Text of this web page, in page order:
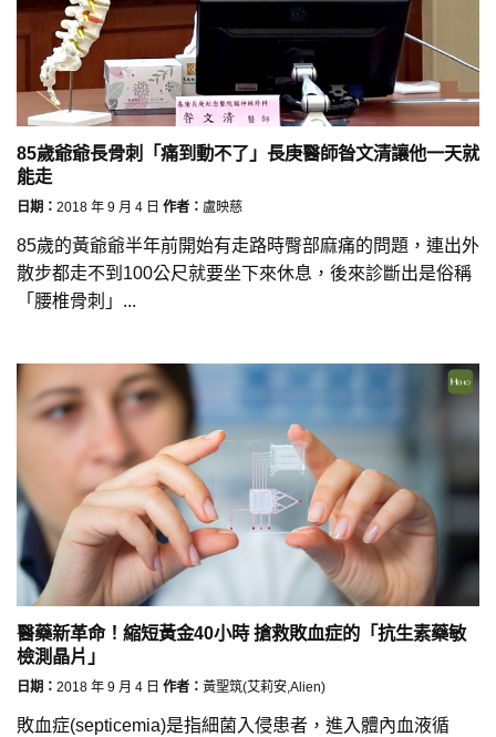
85歲爺爺長骨刺「痛到動不了」長庚醫師昝文清讓他一天就
能走
日期： 2018 年 9 月 4 日 作者： 盧映慈
85歲的黃爺爺半年前開始有走路時臀部麻痛的問題，連出外
散步都走不到100公尺就要坐下來休息，後來診斷出是俗稱
「腰椎骨刺」...
醫藥新革命！縮短黃金40小時 搶救敗血症的「抗生素藥敏
檢測晶片」
日期： 2018 年 9 月 4 日 作者： 黃聖筑(艾莉安,Alien)
敗血症(septicemia)是指細菌入侵患者，進入體內血液循